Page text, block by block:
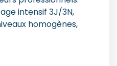
intensif 3J/3N,
homogènes,